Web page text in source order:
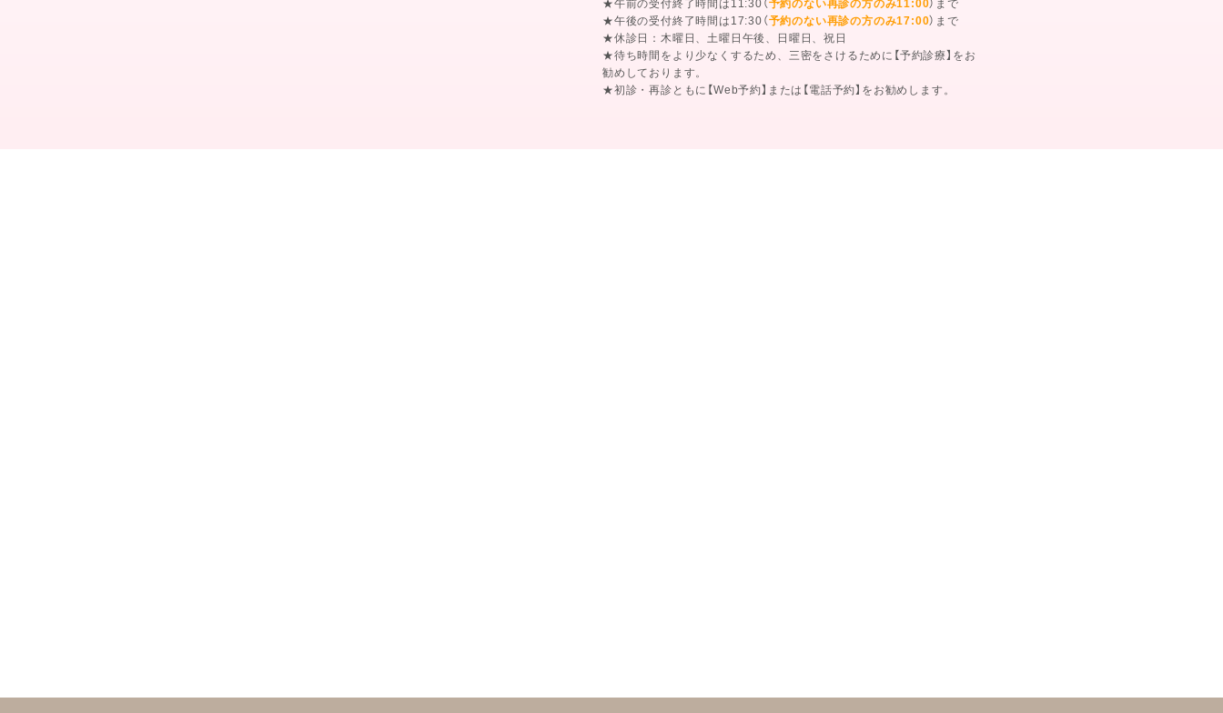
★午前の受付終了時間は11:30（予約のない再診の方のみ11:00）まで
★午後の受付終了時間は17:30（予約のない再診の方のみ17:00）まで
★休診日：木曜日、土曜日午後、日曜日、祝日
★待ち時間をより少なくするため、三密をさけるために【予約診療】をお
勧めしております。
★初診・再診ともに【Web予約】または【電話予約】をお勧めします。